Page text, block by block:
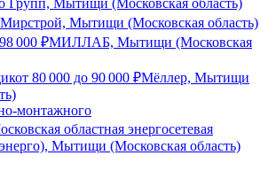
Групп, Мытищи (Московская область)
Мирстрой, Мытищи (Московская область)
98 000 ₽МИЛЛАБ, Мытищи (Московская
от 80 000 до 90 000 ₽Мёллер, Мытищи
монтажного
областная энергосетевая
Мытищи (Московская область)